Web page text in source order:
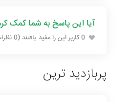
آیا این پاسخ به شما کمک
0 کاربر این را مفید یافتند (0 نظرات)
پربازدید ترین